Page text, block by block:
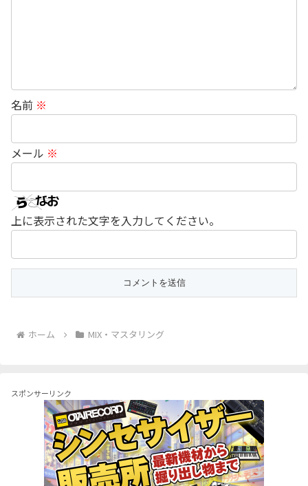
名前 ※
メール ※
上に表示された文字を入力してください。
ホーム MIX・マスタリング
スポンサーリンク